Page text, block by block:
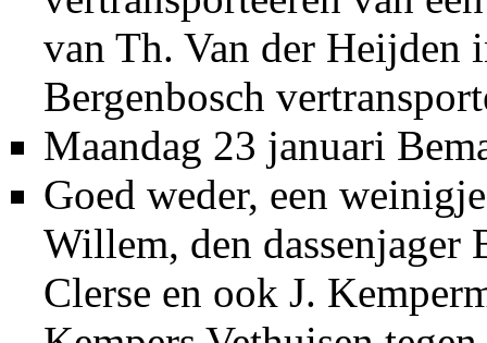
van Th. Van der Heijden
Bergenbosch
Maandag 23 januari
Goed weder, een
Willem, den dassenjager
Clerse en ook J.